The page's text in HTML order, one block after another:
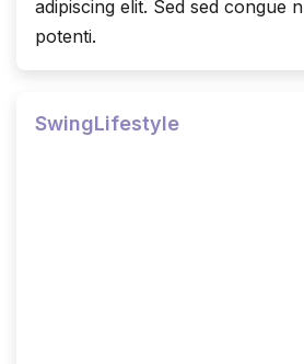
adipiscing elit. Sed sed congue
potenti.
SwingLifestyle